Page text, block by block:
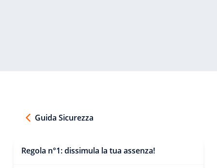
Guida Sicurezza
Regola n°1: dissimula la tua assenza!